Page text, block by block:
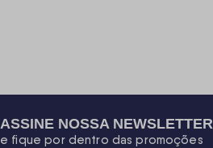
ASSINE NOSSA NEWSLETTER
e fique por dentro das promoções